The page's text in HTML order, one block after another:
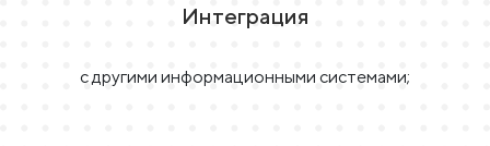
Интеграция
с другими информационными системами;